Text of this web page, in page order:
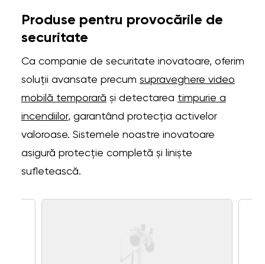
Produse pentru provocările de
securitate
Ca companie de securitate inovatoare, oferim
soluții avansate precum supraveghere video
mobilă temporară și detectarea timpurie a
incendiilor, garantând protecția activelor
valoroase. Sistemele noastre inovatoare
asigură protecție completă și liniște
sufletească.